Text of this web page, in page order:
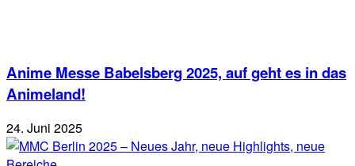
Anime Messe Babelsberg 2025, auf geht es in das
Animeland!
24. Juni 2025